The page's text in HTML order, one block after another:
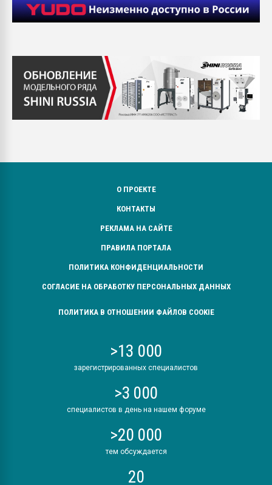
О ПРОЕКТЕ
КОНТАКТЫ
РЕКЛАМА НА САЙТЕ
ПРАВИЛА ПОРТАЛА
ПОЛИТИКА КОНФИДЕНЦИАЛЬНОСТИ
СОГЛАСИЕ НА ОБРАБОТКУ ПЕРСОНАЛЬНЫХ ДАННЫХ
ПОЛИТИКА В ОТНОШЕНИИ ФАЙЛОВ COOKIE
>13 000
зарегистрированных специалистов
>3 000
специалистов в день на нашем форуме
>20 000
тем обсуждается
20